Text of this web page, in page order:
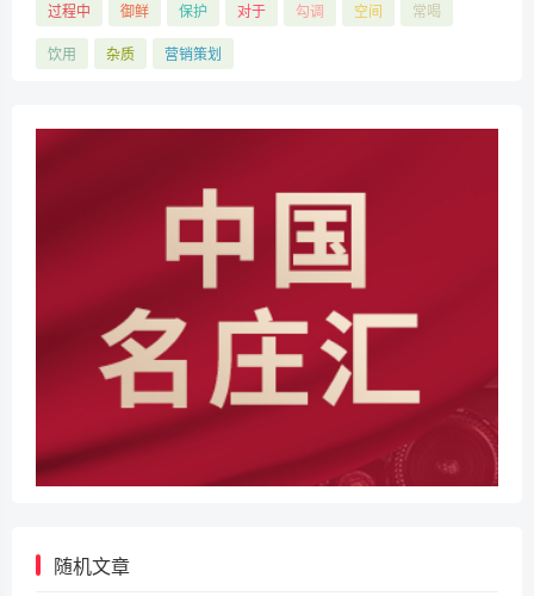
过程中 御鲜 保护 对于 勾调 空间 常喝
饮用 杂质 营销策划
随机文章